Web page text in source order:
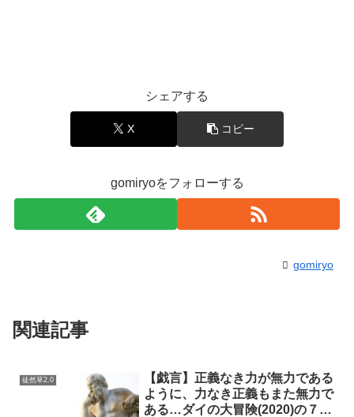
シェアする
X コピー
gomiryoをフォローする
gomiryo
関連記事
徒然草2.0
【戯言】正義なき力が無力である
ように、力なき正義もまた無力で
ある…ダイの大冒険(2020)の７話